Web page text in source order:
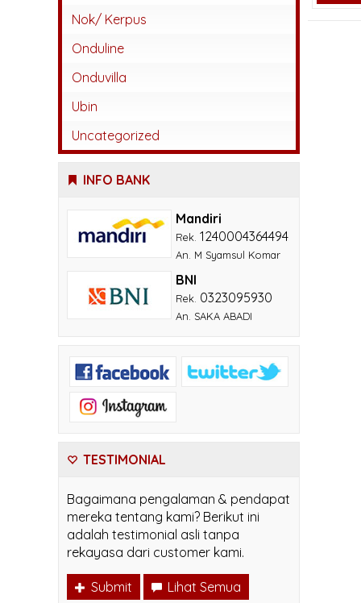
Karangpilang
Keramik
Nok/ Kerpus
Onduline
Onduvilla
Ubin
Uncategorized
INFO BANK
Mandiri
Rek. 1240004364494
An. M Syamsul Komar
BNI
Rek. 0323095930
An. SAKA ABADI
TESTIMONIAL
Bagaimana pengalaman & pendapat
mereka tentang kami? Berikut ini
adalah testimonial asli tanpa
rekayasa dari customer kami.
Submit Lihat Semua